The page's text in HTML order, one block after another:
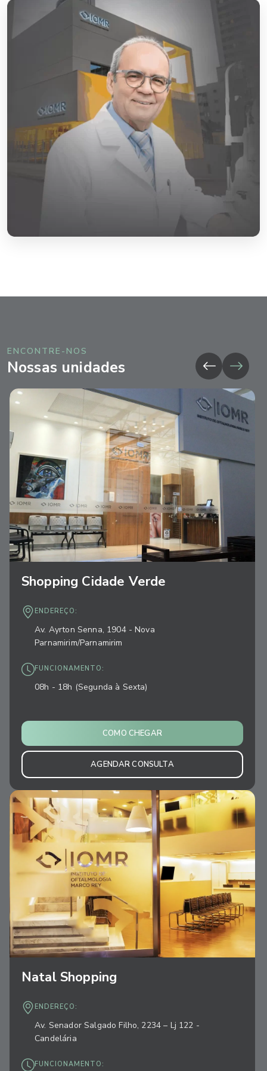
ENCONTRE-NOS
Nossas unidades
Shopping Cidade Verde
ENDEREÇO:
Av. Ayrton Senna, 1904 - Nova
Parnamirim/Parnamirim
FUNCIONAMENTO:
08h - 18h (Segunda à Sexta)
COMO CHEGAR
AGENDAR CONSULTA
Natal Shopping
ENDEREÇO:
Av. Senador Salgado Filho, 2234 – Lj 122 -
Candelária
FUNCIONAMENTO: